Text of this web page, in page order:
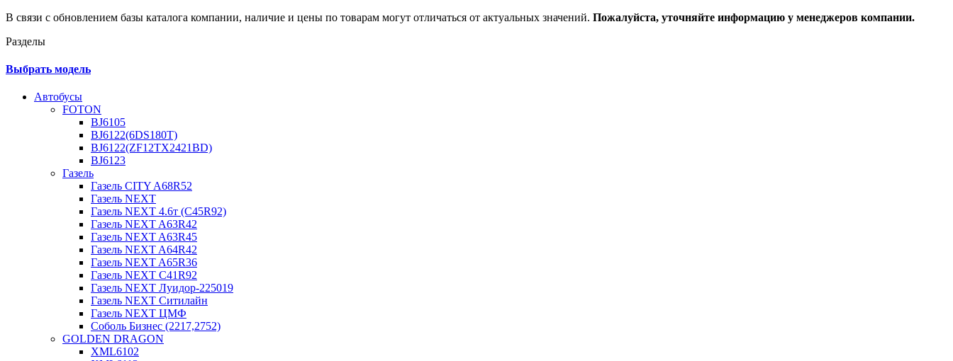
В связи с обновлением базы каталога компании, наличие и цены по товарам могут отличаться от актуальных значений. Пожалуйста, уточняйте информацию у менеджеров компании.
Разделы
Выбрать модель
Автобусы
FOTON
BJ6105
BJ6122(6DS180T)
BJ6122(ZF12TX2421BD)
BJ6123
Газель
Газель CITY A68R52
Газель NEXT
Газель NEXT 4.6т (C45R92)
Газель NEXT A63R42
Газель NEXT A63R45
Газель NEXT A64R42
Газель NEXT A65R36
Газель NEXT C41R92
Газель NEXT Луидор-225019
Газель NEXT Ситилайн
Газель NEXT ЦМФ
Соболь Бизнес (2217,2752)
GOLDEN DRAGON
XML6102